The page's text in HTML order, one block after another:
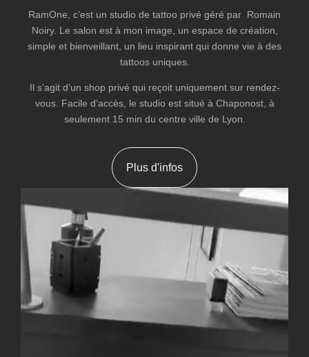
RamOne, c’est un studio de tattoo privé géré par Romain
Noiry. Le salon est à mon image, un espace de création,
simple et bienveillant, un lieu inspirant qui donne vie à des
tattoos uniques.
Il s’agit d’un shop privé qui reçoit uniquement sur rendez-
vous. Facile d’accès, le studio est situé à Chaponost, à
seulement 15 min du centre ville de Lyon.
Plus d'infos